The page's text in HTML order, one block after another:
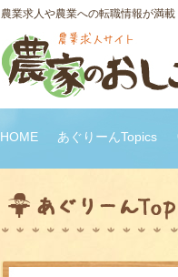
農業求人や農業への転職情報が満
HOME あぐりーんTopics